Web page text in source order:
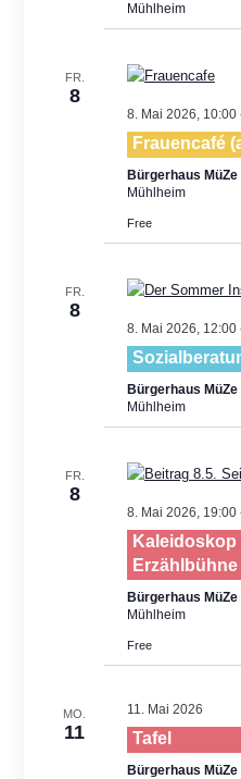
Mühlheim
FR.
8
8. Mai 2026, 10:00
Frauencafé
Bürgerhaus MüZe
Mühlheim
Free
FR.
8
8. Mai 2026, 12:00
Bürgerhaus MüZe
Mühlheim
FR.
8
8. Mai 2026, 19:00
Kaleidoskop
Erzählbühne
Bürgerhaus MüZe
Mühlheim
Free
MO.
11
11. Mai 2026
Tafel
Bürgerhaus MüZe